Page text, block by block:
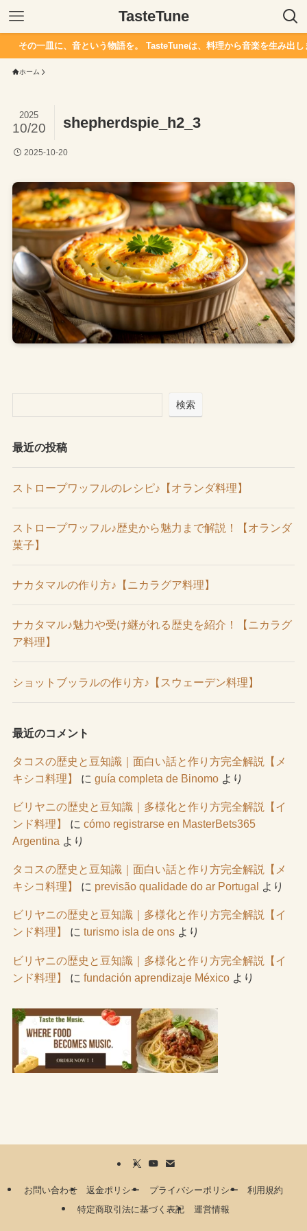
TasteTune
その一皿に、音という物語を。 TasteTuneは、料理から音楽を生み出しま
ホーム
shepherdspie_h2_3
2025
10/20
2025-10-20
検索
最近の投稿
ストロープワッフルのレシピ♪【オランダ料理】
ストロープワッフル♪歴史から魅力まで解説！【オランダ
菓子】
ナカタマルの作り方♪【ニカラグア料理】
ナカタマル♪魅力や受け継がれる歴史を紹介！【ニカラグ
ア料理】
ショットブッラルの作り方♪【スウェーデン料理】
最近のコメント
タコスの歴史と豆知識｜面白い話と作り方完全解説【メ
キシコ料理】
に guía completa de Binomoより
ビリヤニの歴史と豆知識｜多様化と作り方完全解説【イ
ンド料理】
に cómo registrarse en MasterBets365
Argentina より
タコスの歴史と豆知識｜面白い話と作り方完全解説【メ
キシコ料理】
に previsão qualidade do ar Portugal より
ビリヤニの歴史と豆知識｜多様化と作り方完全解説【イ
ンド料理】
に turismo isla de onsより
ビリヤニの歴史と豆知識｜多様化と作り方完全解説【イ
ンド料理】
に fundación aprendizaje Méxicoより
お問い合わせ 返金ポリシー プライバシーポリシー
利用規約
特定商取引法に基づく表記
運営情報